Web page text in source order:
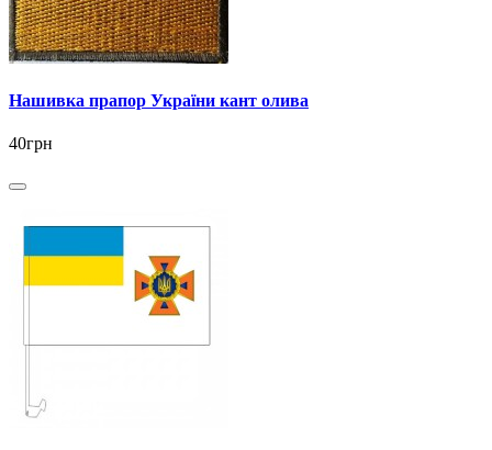
Нашивка прапор України кант олива
40грн